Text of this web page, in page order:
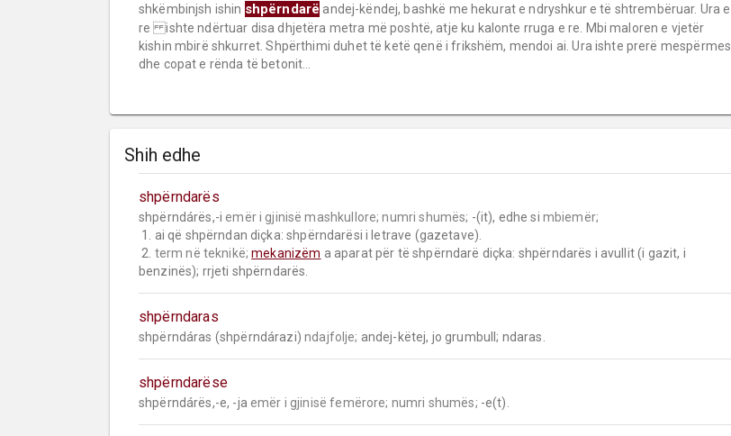
shkëmbinjsh ishin shpërndarë andej-këndej, bashkë me hekurat e ndryshkur e të shtrembëruar. Ura e
re ishte ndërtuar disa dhjetëra metra më poshtë, atje ku kalonte rruga e re. Mbi maloren e vjetër
kishin mbirë shkurret. Shpërthimi duhet të ketë qenë i frikshëm, mendoi ai. Ura ishte prerë mespërmes
dhe copat e rënda të betonit...
Shih edhe
shpërndarës
shpërndárës,-i emër i gjinisë mashkullore; numri shumës; -(it), edhe si mbiemër;
2. term në teknikë; mekanizëm a aparat për të shpërndarë diçka: shpërndarës i avullit (i gazit, i
benzinës); rrjeti shpërndarës.
shpërndaras
shpërndáras (shpërndárazi) ndajfolje; andej-këtej, jo grumbull; ndaras.
shpërndarëse
shpërndárës,-e, -ja emër i gjinisë femërore; numri shumës; -e(t).